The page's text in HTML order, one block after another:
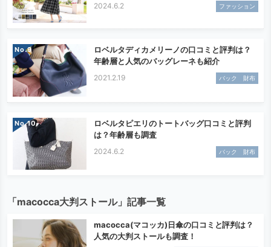
2024.6.2 ファッション
No.
ロベルタディカメリーノの口コミと評判は？
年齢層と人気のバッグレーネも紹介
2021.2.19 バック 財布
No.
ロベルタピエリのトートバッグ口コミと評判
は？年齢層も調査
2024.6.2 バック 財布
「macocca大判ストール」記事一覧
macocca(マコッカ)日傘の口コミと評判は？
人気の大判ストールも調査！